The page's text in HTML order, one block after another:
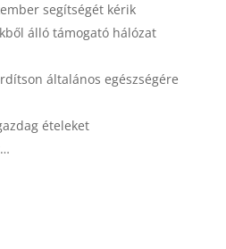
segítségét kérik
álló támogató hálózat
általános egészségére
ételeket